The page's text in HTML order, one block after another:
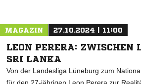
MAGAZIN 27.10.2024 | 11:00
LEON PERERA: ZWISCHEN
SRI LANKA
Von der Landesliga Lüneburg zum